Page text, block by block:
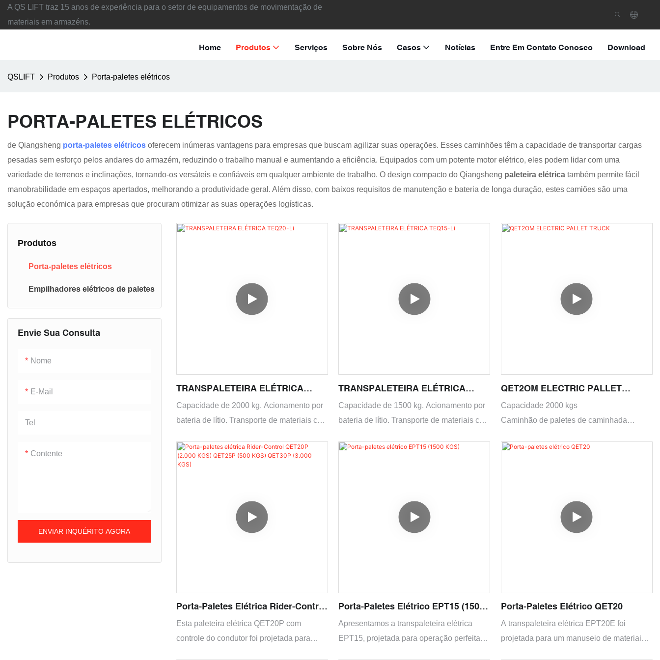
A QS LIFT traz 15 anos de experiência para o setor de equipamentos de movimentação de
materiais em armazéns.
Home Produtos Serviços Sobre Nós Casos Notícias Entre Em Contato Conosco Download
QSLIFT Produtos Porta-paletes elétricos
PORTA-PALETES ELÉTRICOS
de Qiangsheng porta-paletes elétricos oferecem inúmeras vantagens para empresas que buscam agilizar suas operações. Esses caminhões têm a capacidade de transportar cargas
pesadas sem esforço pelos andares do armazém, reduzindo o trabalho manual e aumentando a eficiência. Equipados com um potente motor elétrico, eles podem lidar com uma
variedade de terrenos e inclinações, tornando-os versáteis e confiáveis ​​em qualquer ambiente de trabalho. O design compacto do Qiangsheng paleteira elétrica também permite fácil
manobrabilidade em espaços apertados, melhorando a produtividade geral. Além disso, com baixos requisitos de manutenção e bateria de longa duração, estes camiões são uma
solução económica para empresas que procuram otimizar as suas operações logísticas.
Produtos
Porta-paletes elétricos
Empilhadores elétricos de paletes
Envie Sua Consulta
Nome
E-Mail
Tel
Contente
ENVIAR INQUÉRITO AGORA
TRANSPALETEIRA ELÉTRICA
TEQ20-Li
Capacidade de 2000 kg. Acionamento por
bateria de lítio. Transporte de materiais com
paleteiras manuais.
TRANSPALETEIRA ELÉTRICA
TEQ15-Li
Capacidade de 1500 kg. Acionamento por
bateria de lítio. Transporte de materiais com
transpaleteira manual.
QET2OM ELECTRIC PALLET
TRUCK
Capacidade 2000 kgs
Caminhão de paletes de caminhada
Econômico e prático
Porta-Paletes Elétrica Rider-Control
QET20P (2.000 KGS) QET25P (500
KGS) QET30P (3.000 KGS)
Esta paleteira elétrica QET20P com
controle do condutor foi projetada para
Porta-Paletes Elétrico EPT15 (1500
KGS)
Apresentamos a transpaleteira elétrica
EPT15, projetada para operação perfeita
Porta-Paletes Elétrico QET20
A transpaleteira elétrica EPT20E foi
projetada para um manuseio de materiais